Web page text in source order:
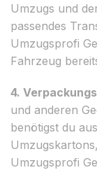
Umzugs und
passendes
Umzugsprofi
Fahrzeug
4.
und anderen
benötigst du
Umzugsprofi